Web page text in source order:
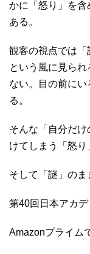
かに「怒り」を
ある。
観客の視点では「
という風に見ら
ない。目の前に
る。
そんな「自分だ
けてしまう「怒り
そして「謎」のま
第40回日本アカデ
Amazonプライム